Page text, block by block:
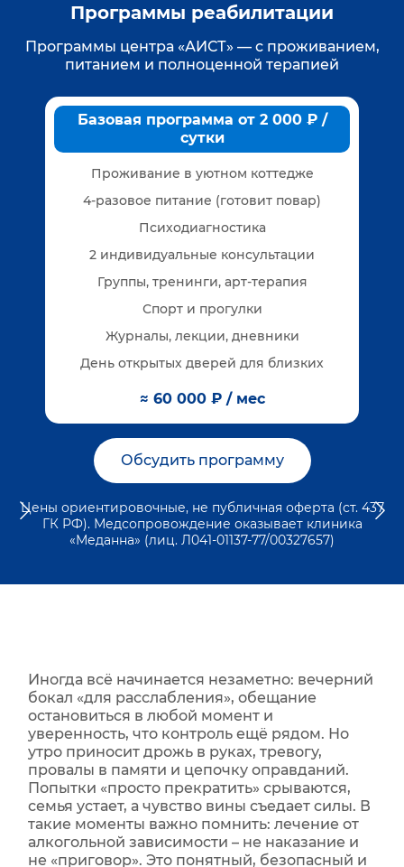
Программы реабилитации
Программы центра «АИСТ» — с проживанием,
питанием и полноценной терапией
Базовая программа от 2 000 ₽ /
сутки
Проживание в уютном коттедже
4-разовое питание (готовит повар)
Психодиагностика
2 индивидуальные консультации
Группы, тренинги, арт-терапия
Спорт и прогулки
Журналы, лекции, дневники
День открытых дверей для близких
≈ 60 000 ₽ / мес
Обсудить программу
Цены ориентировочные, не публичная оферта (ст. 437
ГК РФ). Медсопровождение оказывает клиника
«Меданна» (лиц. Л041-01137-77/00327657)
Иногда всё начинается незаметно: вечерний
бокал «для расслабления», обещание
остановиться в любой момент и
уверенность, что контроль ещё рядом. Но
утро приносит дрожь в руках, тревогу,
провалы в памяти и цепочку оправданий.
Попытки «просто прекратить» срываются,
семья устает, а чувство вины съедает силы. В
такие моменты важно помнить: лечение от
алкогольной зависимости – не наказание и
не «приговор». Это понятный, безопасный и